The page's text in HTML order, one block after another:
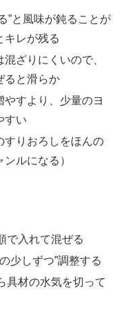
”と風味が鈍ることが
キレが残る
ざりにくいので、
ると滑らか
すより、少量のヨ
すい
りおろしをほんの
ルになる）
で入れて混ぜる
少しずつ”調整する
具材の水気を切って